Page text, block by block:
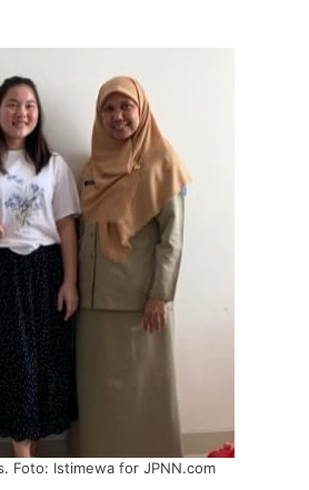
Foto: Istimewa for JPNN.com